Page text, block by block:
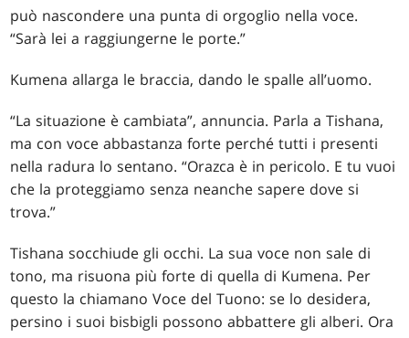
può nascondere una punta di orgoglio nella voce.
“Sarà lei a raggiungerne le porte.”
Kumena allarga le braccia, dando le spalle all’uomo.
“La situazione è cambiata”, annuncia. Parla a Tishana,
ma con voce abbastanza forte perché tutti i presenti
nella radura lo sentano. “Orazca è in pericolo. E tu vuoi
che la proteggiamo senza neanche sapere dove si
trova.”
Tishana socchiude gli occhi. La sua voce non sale di
tono, ma risuona più forte di quella di Kumena. Per
questo la chiamano Voce del Tuono: se lo desidera,
persino i suoi bisbigli possono abbattere gli alberi. Ora